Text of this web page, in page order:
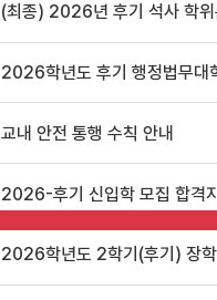
(최종) 2026년 후기 석사 학위
2026학년도 후기 행정법무대
교내 안전 통행 수칙 안내
2026-후기 신입학 모집 합격
2026학년도 2학기(후기) 장학